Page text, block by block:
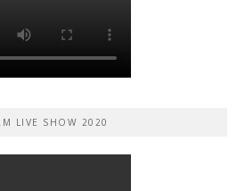
LIVE SHOW 2020